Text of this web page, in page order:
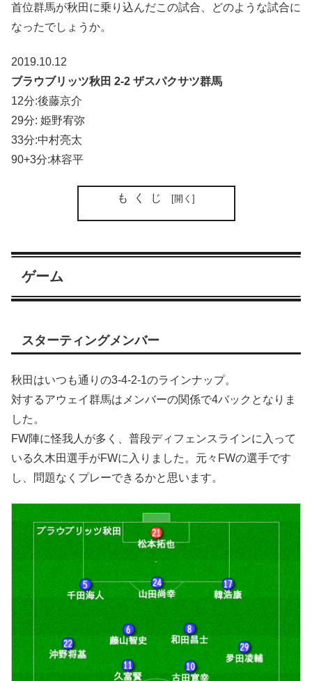
首位群馬が秋田に乗り込んだこの試合、どのような試合に
なったでしょうか。
2019.10.12
ブラウブリッツ秋田 2-2 ザスパクサツ群馬
12分:後藤京介
29分: 姫野宥弥
33分:中村亮太
90+3分:林容平
もくじ
ゲーム
スターティングメンバー
秋田はいつも通りの3-4-2-1のラインナップ。
対するアウェイ群馬はメンバーの関係で4バックとなりま
した。
FW陣に怪我人が多く、普段ディフェンスラインに入って
いる久木田選手がFWに入りました。元々FWの選手です
し、問題なくプレーできるかと思います。